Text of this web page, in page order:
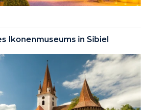
Ikonenmuseums in Sibiel